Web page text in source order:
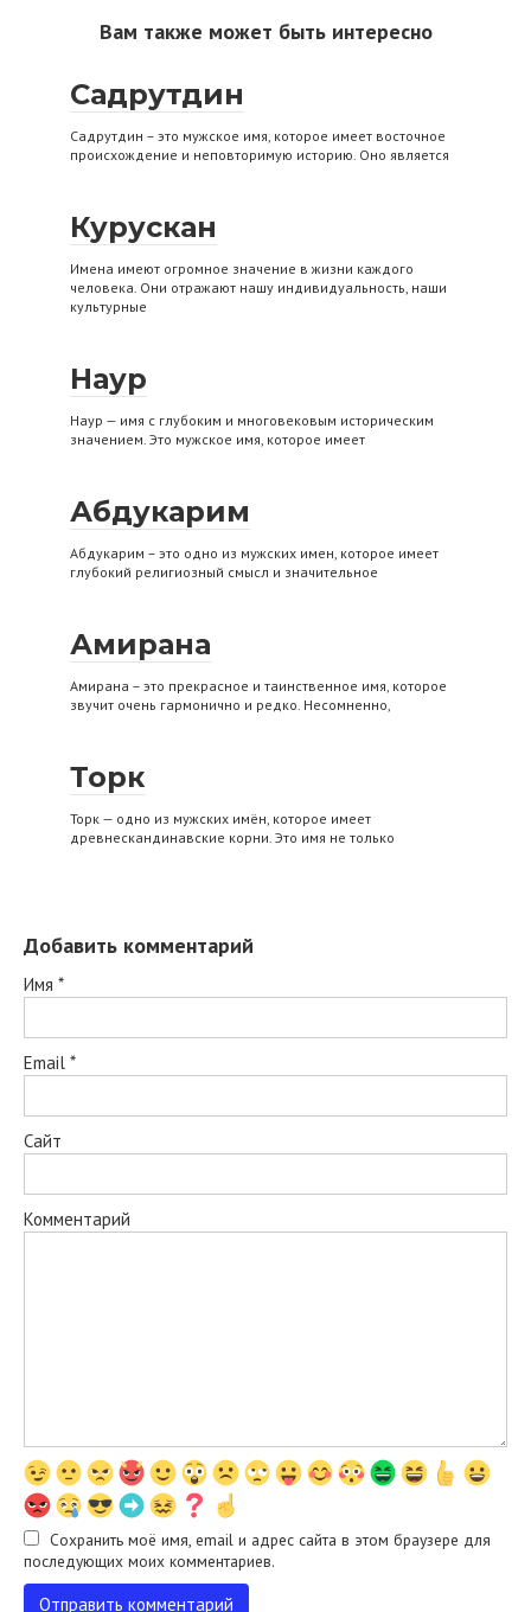
Вам также может быть интересно
Садрутдин
Садрутдин – это мужское имя, которое имеет восточное
происхождение и неповторимую историю. Оно является
Курускан
Имена имеют огромное значение в жизни каждого
человека. Они отражают нашу индивидуальность, наши
культурные
Наур
Наур — имя с глубоким и многовековым историческим
значением. Это мужское имя, которое имеет
Абдукарим
Абдукарим – это одно из мужских имен, которое имеет
глубокий религиозный смысл и значительное
Амирана
Амирана – это прекрасное и таинственное имя, которое
звучит очень гармонично и редко. Несомненно,
Торк
Торк — одно из мужских имён, которое имеет
древнескандинавские корни. Это имя не только
Добавить комментарий
Имя *
Email *
Сайт
Комментарий
Сохранить моё имя, email и адрес сайта в этом браузере для
последующих моих комментариев.